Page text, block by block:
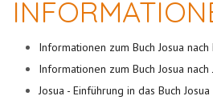
Informationen zum Buch Josua nach
Informationen zum Buch Josua nach
Josua - Einführung in das Buch